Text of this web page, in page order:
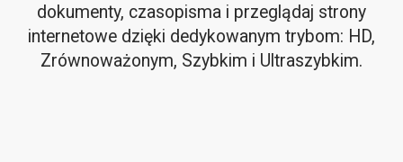
dokumenty, czasopisma i przeglądaj strony
internetowe dzięki dedykowanym trybom: HD,
Zrównoważonym, Szybkim i Ultraszybkim.